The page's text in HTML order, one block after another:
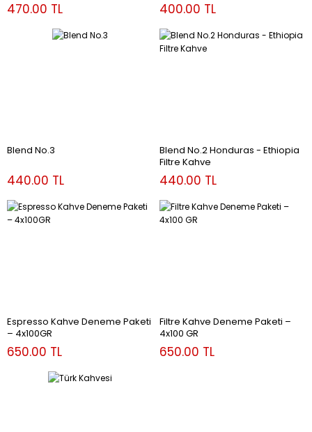
470.00 TL 400.00 TL
Blend No.3
440.00 TL
Blend No.2 Honduras - Ethiopia
Filtre Kahve
440.00 TL
Espresso Kahve Deneme Paketi
– 4x100GR
650.00 TL
Filtre Kahve Deneme Paketi –
4x100 GR
650.00 TL